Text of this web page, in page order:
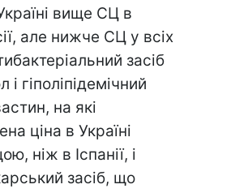
вище СЦ в
але нижче СЦ у всіх
засіб
гіполіпідемічний
на які
ціна в Україні
ніж в Іспанії, і
засіб, що